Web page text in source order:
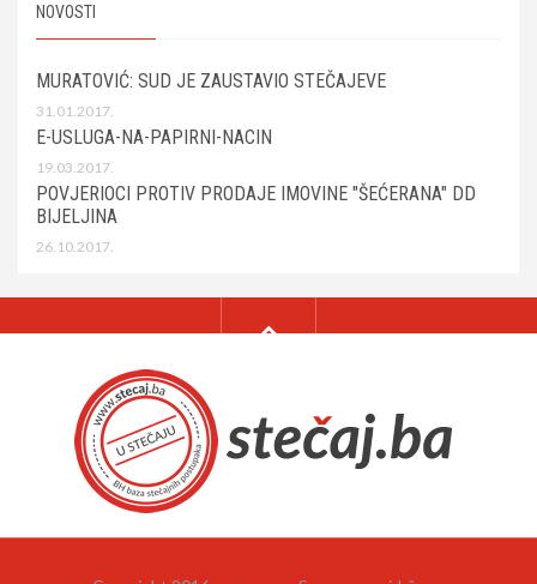
NOVOSTI
MURATOVIĆ: SUD JE ZAUSTAVIO STEČAJEVE
31.01.2017.
E-USLUGA-NA-PAPIRNI-NACIN
19.03.2017.
POVJERIOCI PROTIV PRODAJE IMOVINE "ŠEĆERANA" DD
BIJELJINA
26.10.2017.